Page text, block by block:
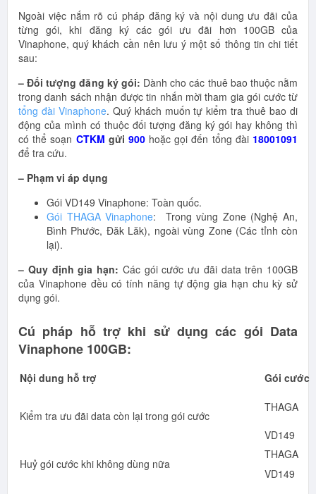
Ngoài việc nắm rõ cú pháp đăng ký và nội dung ưu đãi của
từng gói, khi đăng ký các gói ưu đãi hơn 100GB của
Vinaphone, quý khách cần nên lưu ý một số thông tin chi tiết
sau:
– Đối tượng đăng ký gói: Dành cho các thuê bao thuộc nằm
trong danh sách nhận được tin nhắn mời tham gia gói cước từ
tổng đài Vinaphone. Quý khách muốn tự kiểm tra thuê bao di
động của mình có thuộc đối tượng đăng ký gói hay không thì
có thể soạn CTKM gửi 900hoặc gọi đến tổng đài18001091
để tra cứu.
– Phạm vi áp dụng
Gói VD149 Vinaphone: Toàn quốc.
Gói THAGA Vinaphone: Trong vùng Zone (Nghệ An,
Bình Phước, Đăk Lăk), ngoài vùng Zone (Các tỉnh còn
lại).
– Quy định gia hạn: Các gói cước ưu đãi data trên 100GB
của Vinaphone đều có tính năng tự động gia hạn chu kỳ sử
dụng gói.
Cú pháp hỗ trợ khi sử dụng các gói Data
Vinaphone 100GB:
Nội dung hỗ trợ Gói cước
Kiểm tra ưu đãi data còn lại trong gói cước
THAGA
VD149
Huỷ gói cước khi không dùng nữa
THAGA
VD149